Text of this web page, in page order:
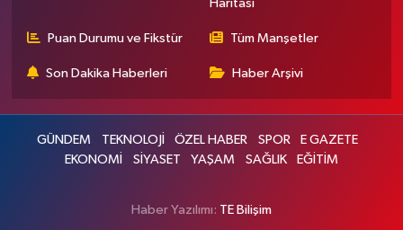
Haritası
Puan Durumu ve Fikstür Tüm Manşetler
Son Dakika Haberleri Haber Arşivi
GÜNDEM TEKNOLOJİ ÖZEL HABER SPOR
E GAZETE
EKONOMİ
SİYASET YAŞAM SAĞLIK EĞİTİM
Haber Yazılımı: TE Bilişim